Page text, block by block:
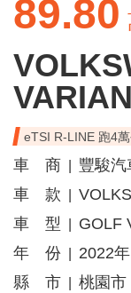
89.80
eTSI R-LINE 跑4
車 商
豐駿汽
車 款
車 型
GOLF
年 份
2022年
縣 市
桃園市